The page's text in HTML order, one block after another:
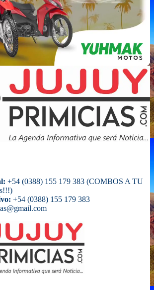
+54 (0388) 155 179 383 (COMBOS A TU
+54 (0388) 155 179 383